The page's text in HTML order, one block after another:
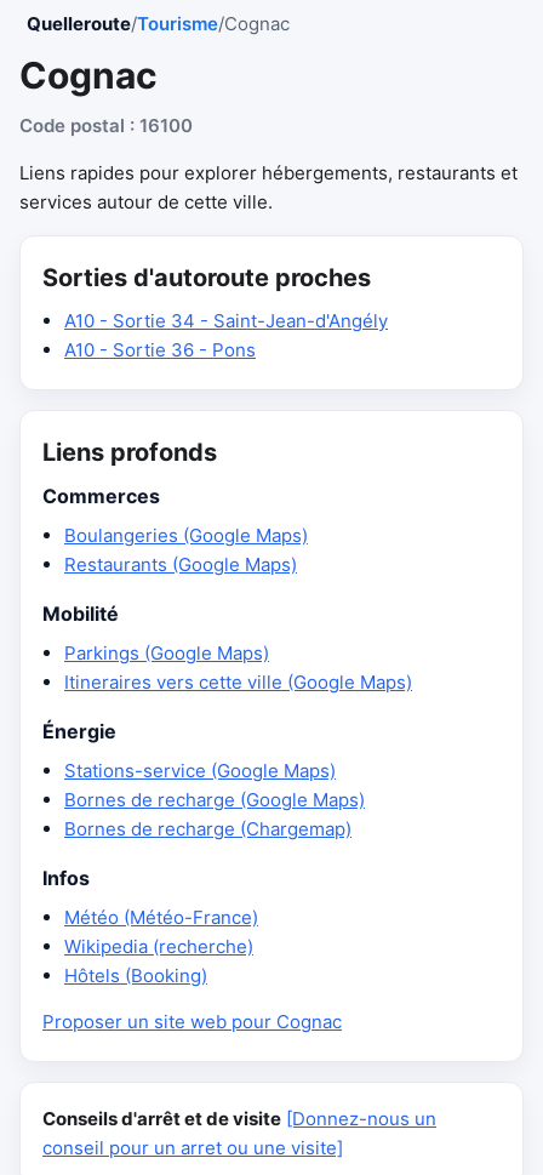
Quelleroute/Tourisme/Cognac
Cognac
Code postal : 16100
Liens rapides pour explorer hébergements, restaurants et
services autour de cette ville.
Sorties d'autoroute proches
A10 - Sortie 34 - Saint-Jean-d'Angély
A10 - Sortie 36 - Pons
Liens profonds
Commerces
Boulangeries (Google Maps)
Restaurants (Google Maps)
Mobilité
Parkings (Google Maps)
Itineraires vers cette ville (Google Maps)
Énergie
Stations-service (Google Maps)
Bornes de recharge (Google Maps)
Bornes de recharge (Chargemap)
Infos
Météo (Météo-France)
Wikipedia (recherche)
Hôtels (Booking)
Proposer un site web pour Cognac
Conseils d'arrêt et de visite [Donnez-nous un
conseil pour un arret ou une visite]